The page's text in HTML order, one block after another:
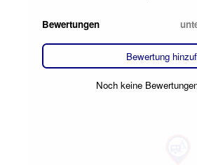
Bewertungen
Bewertung
Noch keine